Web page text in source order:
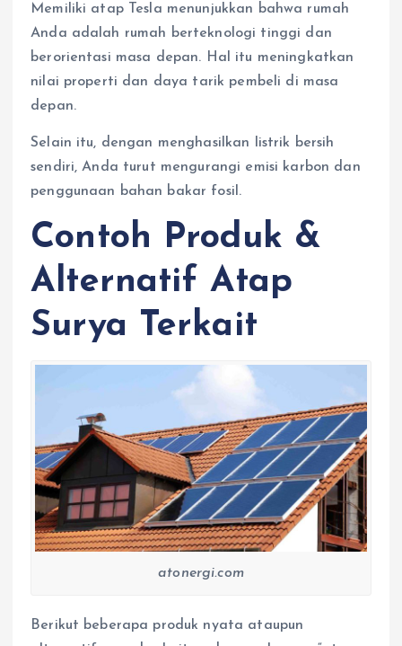
Memiliki atap Tesla menunjukkan bahwa rumah
Anda adalah rumah berteknologi tinggi dan
berorientasi masa depan. Hal itu meningkatkan
nilai properti dan daya tarik pembeli di masa
depan.
Selain itu, dengan menghasilkan listrik bersih
sendiri, Anda turut mengurangi emisi karbon dan
penggunaan bahan bakar fosil.
Contoh Produk &
Alternatif Atap
Surya Terkait
atonergi.com
Berikut beberapa produk nyata ataupun